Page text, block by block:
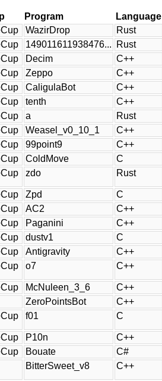
Program Language
WazirDrop Rust
149011611938476... Rust
Decim C++
Zeppo C++
CaligulaBot C++
tenth C++
a Rust
Weasel_v0_10_1 C++
99point9 C++
ColdMove C
zdo Rust
Zpd C
AC2 C++
Paganini C++
dustv1 C
Antigravity C++
o7 C++
McNuleen_3_6 C++
ZeroPointsBot C++
f01 C
P10n C++
Bouate C#
BitterSweet_v8 C++